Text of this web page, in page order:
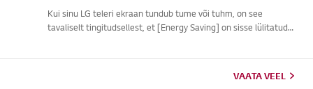
Kui sinu LG teleri ekraan tundub tume või tuhm, on see
tavaliselt tingitudsellest, et [Energy Saving] on sisse lülitatud
VAATA VEEL